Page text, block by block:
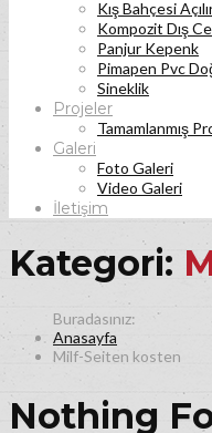
Kış Bahçesi
Kompozit Dış
Panjur Kepenk
Pimapen Pvc
Sineklik
Projeler
Tamamlanmış
Galeri
Foto Galeri
Video Galeri
İletişim
Kategori:
Anasayfa
Milf-Seiten kosten
Nothing